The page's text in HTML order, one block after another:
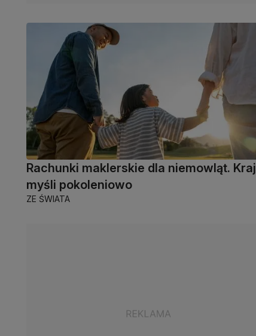
Rachunki maklerskie dla niemowląt. Kraj
myśli pokoleniowo
ZE ŚWIATA